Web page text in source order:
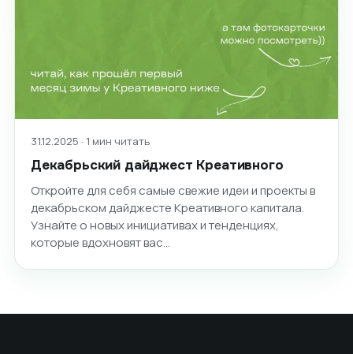
31.12.2025 · 1 мин читать
Декабрьский дайджест Креативного
Откройте для себя самые свежие идеи и проекты в
декабрьском дайджесте Креативного капитала.
Узнайте о новых инициативах и тенденциях,
которые вдохновят вас…